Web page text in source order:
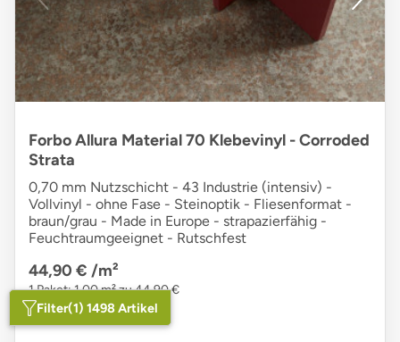
Forbo Allura Material 70 Klebevinyl - Corroded
Strata
0,70 mm Nutzschicht - 43 Industrie (intensiv) -
Vollvinyl - ohne Fase - Steinoptik - Fliesenformat -
braun/grau - Made in Europe - strapazierfähig -
Feuchtraumgeeignet - Rutschfest
44,90 € /m²
1 Paket: 1,00 m² zu 44,90 €
Lieferzeit
: 12 Tage
Filter(1) 1498 Artikel